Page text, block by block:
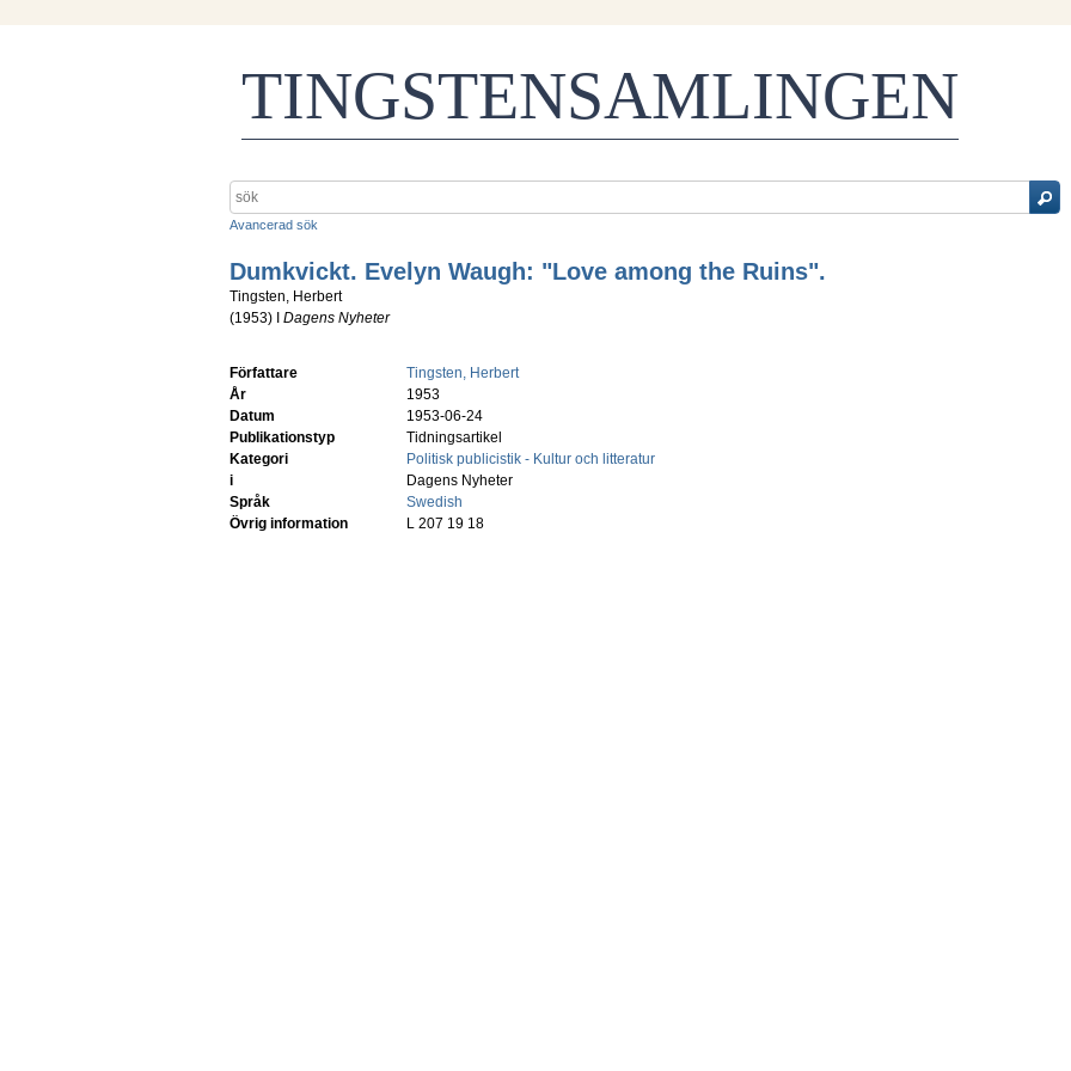
TINGSTENSAMLINGEN
Avancerad sök
Dumkvickt. Evelyn Waugh: "Love among the Ruins".
Tingsten, Herbert
(1953) I Dagens Nyheter
Författare
Tingsten, Herbert
År
1953
Datum
1953-06-24
Publikationstyp
Tidningsartikel
Kategori
Politisk publicistik - Kultur och litteratur
i
Dagens Nyheter
Språk
Swedish
Övrig information
L 207 19 18